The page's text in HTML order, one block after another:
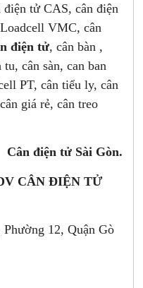
tử CAS, cân điện
VMC, cân
điện tử, cân bàn ,
tu, cân sàn, can ban
PT, cân tiểu ly, cân
giá rẻ, cân treo
Cân điện tử Sài Gòn.
CÂN ĐIỆN TỬ
12, Quận Gò